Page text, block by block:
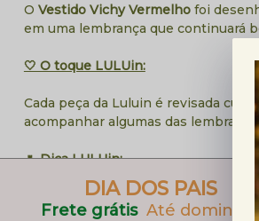
O Vestido Vichy Vermelhofoi
em uma lembrança que continuará
🤍 O toque LULUin:
Cada peça da Luluin é revisada
acompanhar algumas das
🌷 Dica LULUin:
Perfeito para aniversários,
um visual clássico, elegante e
DIA DOS PAIS
Frete grátis Até domingo